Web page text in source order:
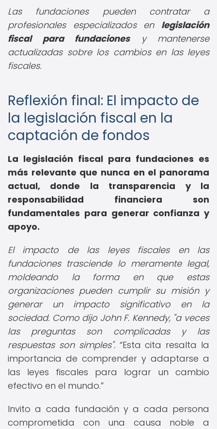
Las fundaciones pueden contratar a
profesionales especializados en legislación
fiscal para fundacionesy mantenerse
actualizadas sobre los cambios en las leyes
fiscales.
Reflexión final: El impacto de
la legislación fiscal en la
captación de fondos
La legislación fiscal para fundaciones es
más relevante que nunca en el panorama
actual, donde la transparencia y la
responsabilidad financiera son
fundamentales para generar confianza y
apoyo.
El impacto de las leyes fiscales en las
fundaciones trasciende lo meramente legal,
moldeando la forma en que estas
organizaciones pueden cumplir su misión y
generar un impacto significativo en la
sociedad. Como dijo John F. Kennedy, "a veces
las preguntas son complicadas y las
respuestas son simples". Esta cita resalta la
importancia de comprender y adaptarse a
las leyes fiscales para lograr un cambio
efectivo en el mundo.
Invito a cada fundación y a cada persona
comprometida con una causa noble a